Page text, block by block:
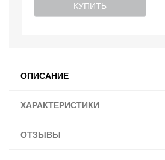
КУПИТЬ
ОПИСАНИЕ
ХАРАКТЕРИСТИКИ
ОТЗЫВЫ